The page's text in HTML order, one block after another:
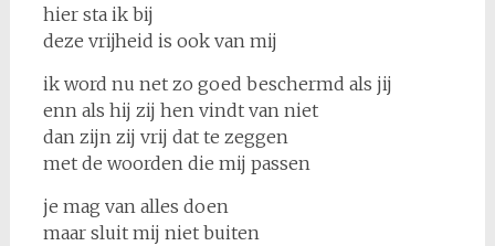
hier sta ik bij
deze vrijheid is ook van mij
ik word nu net zo goed beschermd als jij
enn als hij zij hen vindt van niet
dan zijn zij vrij dat te zeggen
met de woorden die mij passen
je mag van alles doen
maar sluit mij niet buiten